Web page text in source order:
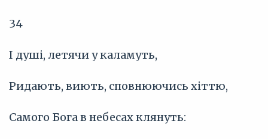
34
І душі, летячи у каламуть,
Ридають, виють, сповнюючись хіттю,
Самого Бога в небесах клянуть: